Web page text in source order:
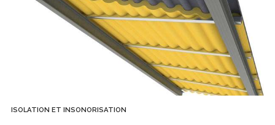
ISOLATION ET INSONORISATION